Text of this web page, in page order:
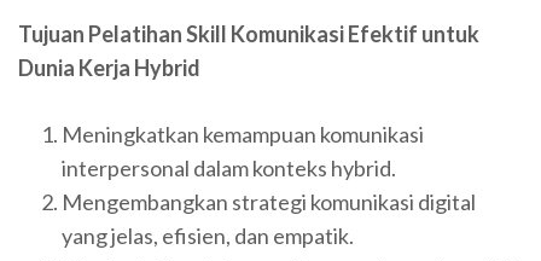
Tujuan Pelatihan Skill Komunikasi Efektif untuk
Dunia Kerja Hybrid
Meningkatkan kemampuan komunikasi
interpersonal dalam konteks hybrid.
Mengembangkan strategi komunikasi digital
yang jelas, efisien, dan empatik.